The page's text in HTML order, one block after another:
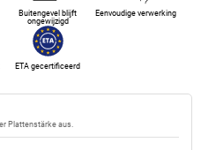
Plattenstärke aus.
Buitengevel blijft
ongewijzigd
Eenvoudige verwerking
ETA gecertificeerd